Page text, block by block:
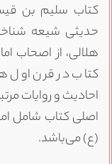
کتاب سلیم بن
حدیثی شیعه
هلالی، از اصحاب
کتاب در قرن اول
احادیث و روایات
اصلی کتاب شامل
(ع) می‌باشد.